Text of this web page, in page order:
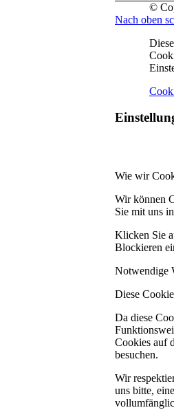
©
Nach oben
Wie wir
Wir können
Sie mit uns
Klicken Sie
Blockieren
Notwendige
Diese
Da diese
Cookies auf
besuchen.
Wir
uns bitte,